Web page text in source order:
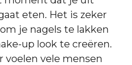
eten. Het is zeker
je nagels te lakken
up look te creëren.
voelen vele mensen